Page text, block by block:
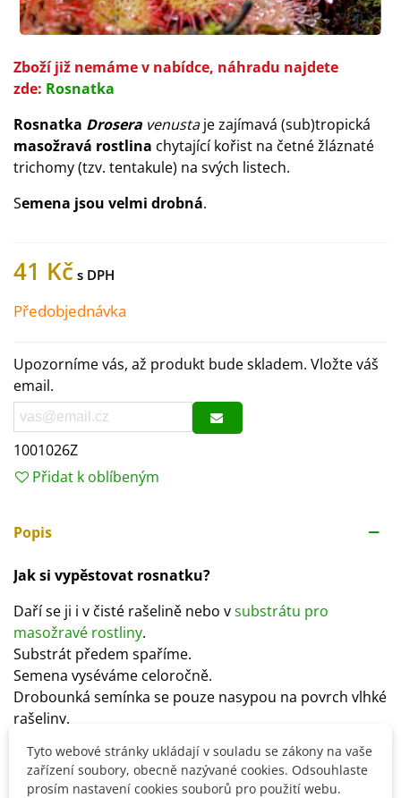
Zboží již nemáme v nabídce, náhradu najdete
zde: Rosnatka
Rosnatka Drosera venustaje zajímavá (sub)tropická
masožravá rostlina chytající kořist na četné žláznaté
trichomy (tzv. tentakule) na svých listech.
Semena jsou velmi drobná.
41 Kč
Předobjednávka
Upozorníme vás, až produkt bude skladem. Vložte váš
email.
1001026Z
Přidat k oblíbeným
Popis
Jak si vypěstovat rosnatku?
Daří se ji i v čisté rašelině nebo vsubstrátu pro
masožravé rostliny.
Substrát předem spaříme.
Semena vyséváme celoročně.
Drobounká semínka se pouze nasypou na povrch vlhké
rašeliny.
Rostliny klíčí nepravidelně, přibližně za 2–5 týdnů při
teplotě 15–25°C.
Tyto webové stránky ukládají v souladu se zákony na vaše
zařízení soubory, obecně nazývané cookies. Odsouhlaste
prosím nastavení cookies souborů pro použití webu.